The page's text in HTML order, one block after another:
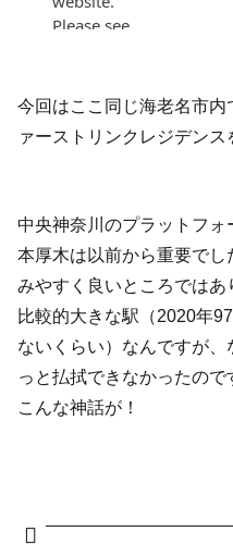
今回はここ同じ海老名市
ァーストリンクレジデンス
中央神奈川のプラットフ
本厚木は以前から重要で
みやすく良いところでは
比較的大きな駅（2020年
ないくらい）なんですが
っと払拭できなかったの
こんな神話が！